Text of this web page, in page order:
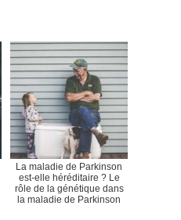
La maladie de Parkinson
est-elle héréditaire ? Le
rôle de la génétique dans
la maladie de Parkinson